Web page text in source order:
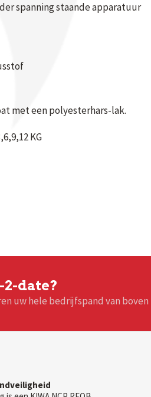
spanning staande apparatuur
met een polyesterhars-lak.
KG
2-date?
uw hele bedrijfspand van